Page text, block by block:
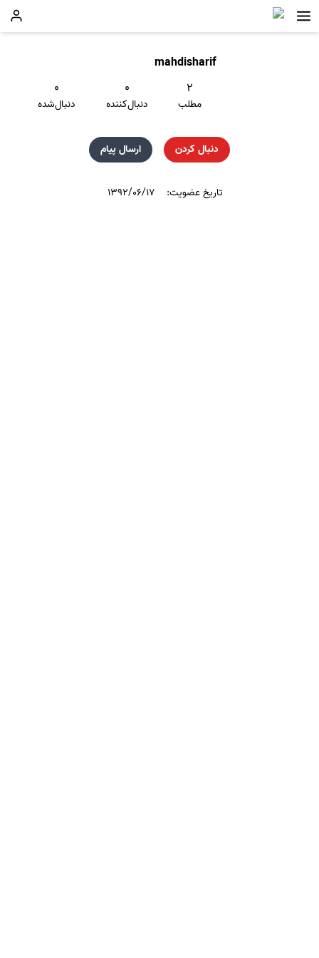
mahdisharif
۲
مطلب
۰
دنبال‌کننده
۰
دنبال‌شده
دنبال کردن ارسال پیام
تاریخ عضویت: ۱۳۹۲/۰۶/۱۷